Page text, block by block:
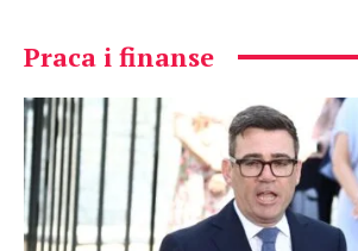
Praca i finanse